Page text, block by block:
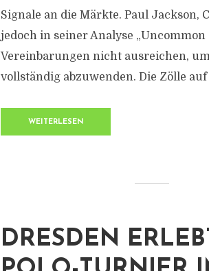
Signale an die Märkte. Paul Jackson,
jedoch in seiner Analyse „Uncommon
Vereinbarungen nicht ausreichen,
vollständig abzuwenden. Die Zölle
WEITERLESEN
DRESDEN